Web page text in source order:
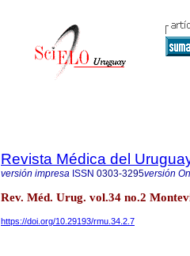
Revista Médica del
versión impresa ISSN 0303-3295versión
Rev. Méd. Urug. vol.34 no.2
https://doi.org/10.29193/rmu.34.2.7